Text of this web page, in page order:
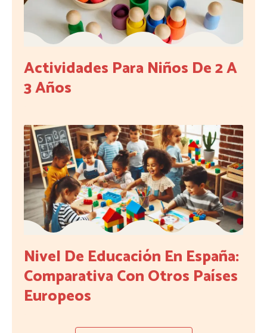
Actividades Para Niños De 2 A
3 Años
Nivel De Educación En España:
Comparativa Con Otros Países
Europeos